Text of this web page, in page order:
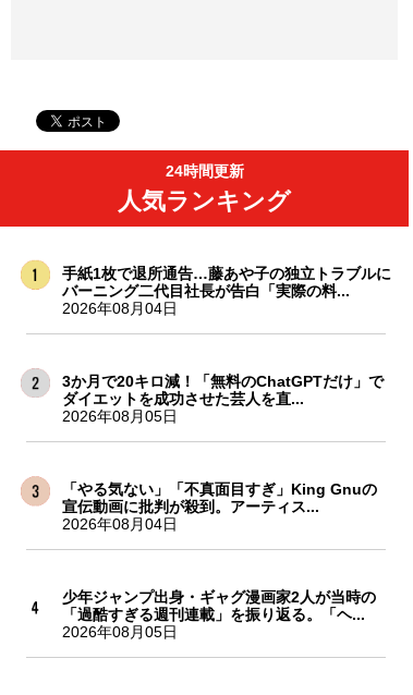
24時間更新
人気ランキング
手紙1枚で退所通告…藤あや子の独立トラブルに
バーニング二代目社長が告白「実際の料...
2026年08月04日
3か月で20キロ減！「無料のChatGPTだけ」で
ダイエットを成功させた芸人を直...
2026年08月05日
「やる気ない」「不真面目すぎ」King Gnuの
宣伝動画に批判が殺到。アーティス...
2026年08月04日
少年ジャンプ出身・ギャグ漫画家2人が当時の
「過酷すぎる週刊連載」を振り返る。「ヘ...
2026年08月05日